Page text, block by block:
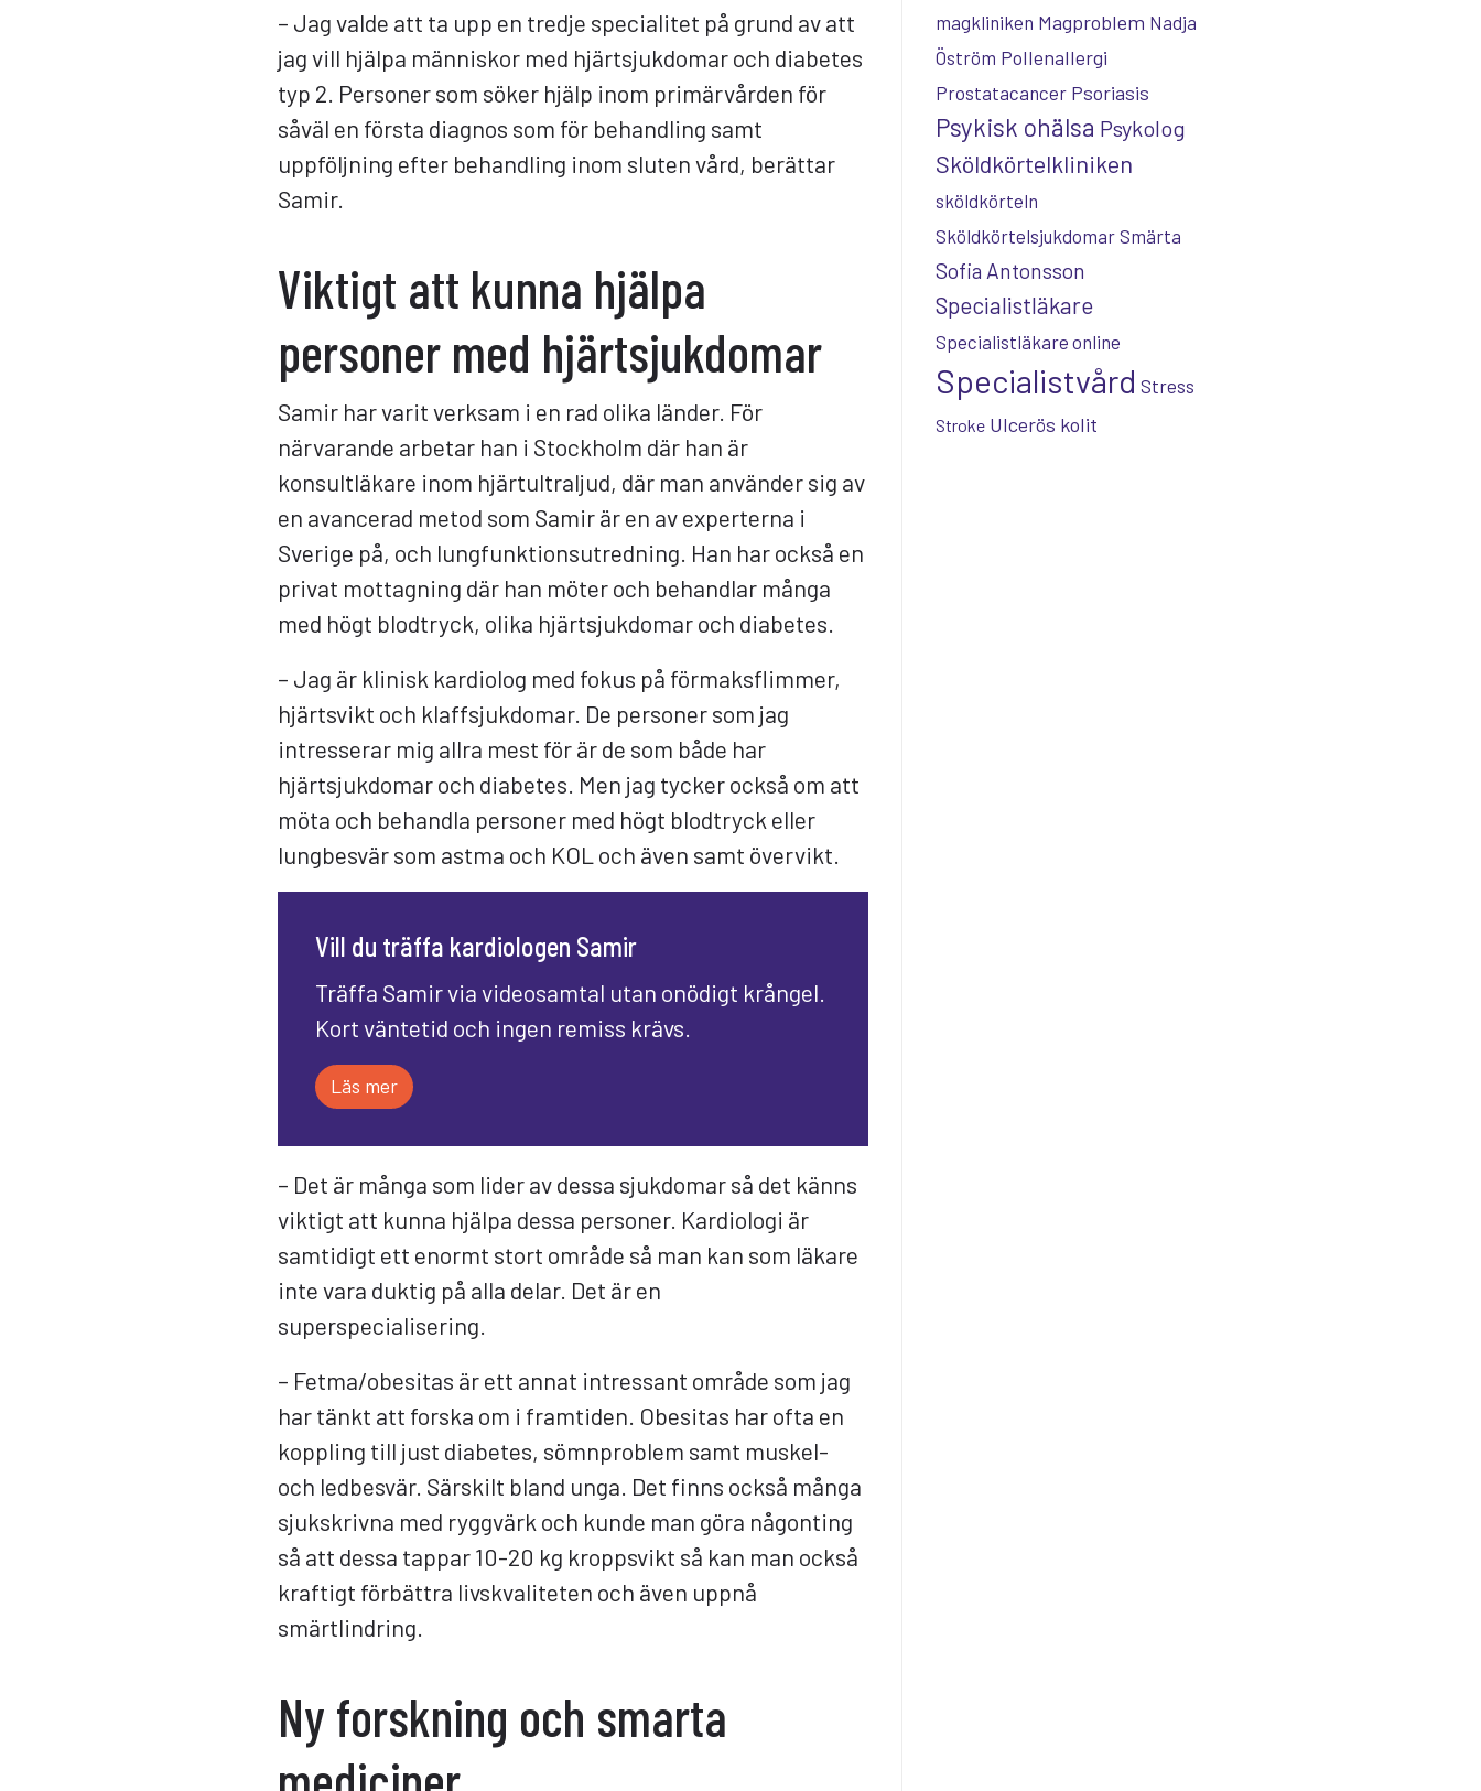
– Jag valde att ta upp en tredje specialitet på grund av att
jag vill hjälpa människor med hjärtsjukdomar och diabetes
typ 2. Personer som söker hjälp inom primärvården för
såväl en första diagnos som för behandling samt
uppföljning efter behandling inom sluten vård, berättar
Samir.
Viktigt att kunna hjälpa
personer med hjärtsjukdomar
Samir har varit verksam i en rad olika länder. För
närvarande arbetar han i Stockholm där han är
konsultläkare inom hjärtultraljud, där man använder sig av
en avancerad metod som Samir är en av experterna i
Sverige på, och lungfunktionsutredning. Han har också en
privat mottagning där han möter och behandlar många
med högt blodtryck, olika hjärtsjukdomar och diabetes.
– Jag är klinisk kardiolog med fokus på förmaksflimmer,
hjärtsvikt och klaffsjukdomar. De personer som jag
intresserar mig allra mest för är de som både har
hjärtsjukdomar och diabetes. Men jag tycker också om att
möta och behandla personer med högt blodtryck eller
lungbesvär som astma och KOL och även samt övervikt.
Vill du träffa kardiologen Samir
Träffa Samir via videosamtal utan onödigt krångel.
Kort väntetid och ingen remiss krävs.
Läs mer
– Det är många som lider av dessa sjukdomar så det känns
viktigt att kunna hjälpa dessa personer. Kardiologi är
samtidigt ett enormt stort område så man kan som läkare
inte vara duktig på alla delar. Det är en
superspecialisering.
– Fetma/obesitas är ett annat intressant område som jag
har tänkt att forska om i framtiden. Obesitas har ofta en
koppling till just diabetes, sömnproblem samt muskel-
och ledbesvär. Särskilt bland unga. Det finns också många
sjukskrivna med ryggvärk och kunde man göra någonting
så att dessa tappar 10-20 kg kroppsvikt så kan man också
kraftigt förbättra livskvaliteten och även uppnå
smärtlindring.
Ny forskning och smarta
magkliniken Magproblem Nadja
Öström Pollenallergi
Prostatacancer Psoriasis
Psykisk ohälsa Psykolog
Sköldkörtelkliniken
sköldkörteln
Sköldkörtelsjukdomar Smärta
Sofia Antonsson
Specialistläkare
Specialistläkare online
Specialistvård Stress
Stroke Ulcerös kolit